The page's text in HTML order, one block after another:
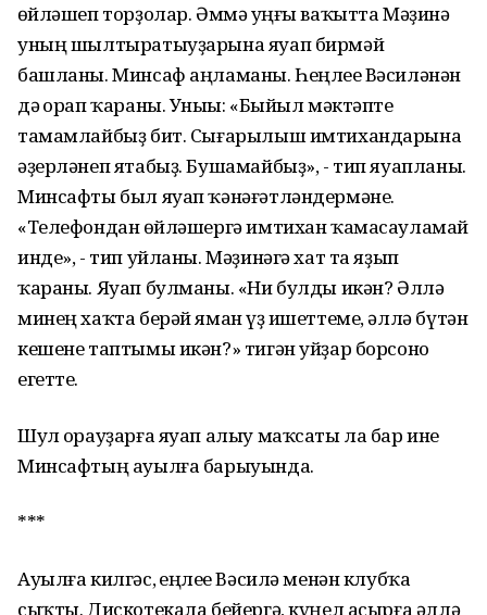
һөйләшеп торҙолар. Әммә һуңғы ваҡытта Мәҙинә
уның шылтыратыуҙарына яуап бирмәй
башланы. Минсаф аңламаны. Һеңлеһе Вәсиләнән
дә һорап ҡараны. Уныһы: «Быйыл мәктәпте
тамамлайбыҙ бит. Сығарылыш имтихандарына
әҙерләнеп ятабыҙ. Бушамайбыҙ», - тип яуапланы.
Минсафты был яуап ҡәнәғәтләндермәне.
«Телефондан һөйләшергә имтихан ҡамасауламай
инде», - тип уйланы. Мәҙинәгә хат та яҙып
ҡараны. Яуап булманы. «Ни булды икән? Әллә
минең хаҡта берәй яман һүҙ ишеттеме, әллә бүтән
кешене таптымы икән?» тигән уйҙар борсоно
егетте.
Шул һорауҙарға яуап алыу маҡсаты ла бар ине
Минсафтың ауылға барыуында.
***
Ауылға килгәс, һеңлеһе Вәсилә менән клубҡа
сыҡты. Дискотекала бейергә, күңел асырға әллә